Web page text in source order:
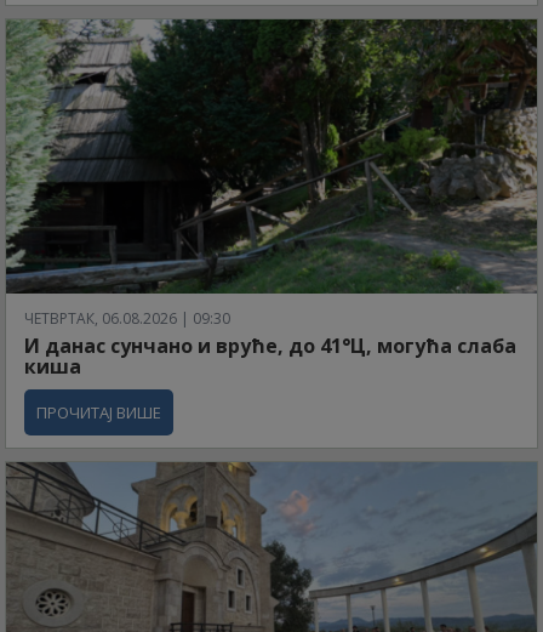
ЧЕТВРТАК, 06.08.2026 | 09:30
И данас сунчано и вруће, до 41°Ц, могућа слаба
киша
ПРОЧИТАЈ ВИШЕ